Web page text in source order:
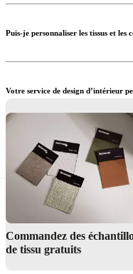
Puis-je personnaliser les tissus et les
Votre service de design d’intérieur
Où puis-je voir et essayer les
Commandez des
de tissu gratuits